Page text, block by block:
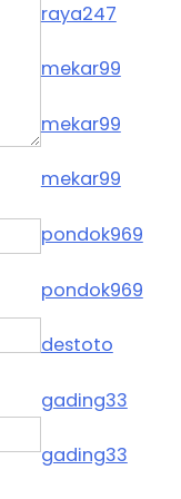
raya247
mekar99
mekar99
mekar99
pondok969
pondok969
destoto
gading33
gading33